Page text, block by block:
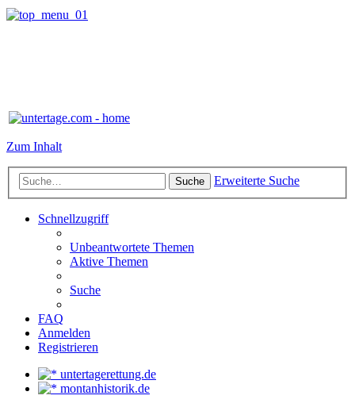
Zum Inhalt
Suche Erweiterte Suche
Schnellzugriff
Unbeantwortete Themen
Aktive Themen
Suche
FAQ
Anmelden
Registrieren
untertagerettung.de
montanhistorik.de